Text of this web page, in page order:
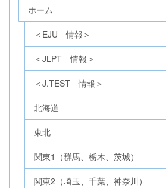
ホーム
＜EJU 情報＞
＜JLPT 情報＞
＜J.TEST 情報＞
北海道
東北
関東1（群馬、栃木、茨城）
関東2（埼玉、千葉、神奈川）